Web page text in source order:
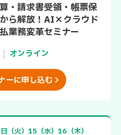
・請求書受領・帳票保
ら解放！AI×クラウド
業務変革セミナー
オンライン
ーに申し込む
（火）15（水）16（木）